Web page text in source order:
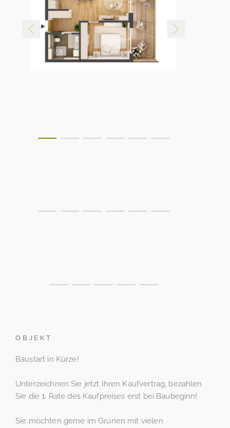
OBJEKT
Baustart in Kürze!
Unterzeichnen Sie jetzt Ihren Kaufvertrag, bezahlen
Sie die 1. Rate des Kaufpreises erst bei Baubeginn!
Sie möchten gerne im Grünen mit vielen